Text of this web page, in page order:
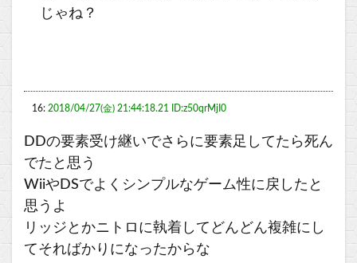
じゃね？
16: 2018/04/27(金) 21:44:18.21 ID:z50qrMjI0
DDの要素受け継いでさらに要素足してたら死ん
でたと思う
WiiやDSでよくシンプルなゲーム性に戻したと
思うよ
リッジとかニトロに執着してどんどん複雑にし
てそればかりになったからな